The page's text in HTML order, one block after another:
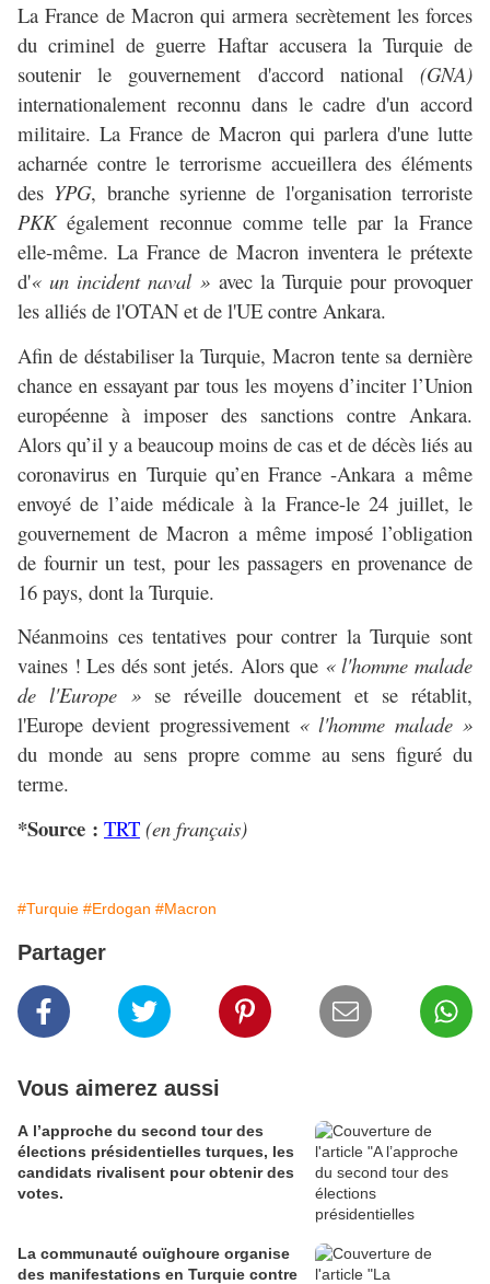
La France de Macron qui armera secrètement les forces
du criminel de guerre Haftar accusera la Turquie de
soutenir le gouvernement d'accord national (GNA)
internationalement reconnu dans le cadre d'un accord
militaire. La France de Macron qui parlera d'une lutte
acharnée contre le terrorisme accueillera des éléments
des YPG, branche syrienne de l'organisation terroriste
PKK également reconnue comme telle par la France
elle-même. La France de Macron inventera le prétexte
d'« un incident naval » avec la Turquie pour provoquer
les alliés de l'OTAN et de l'UE contre Ankara.
Afin de déstabiliser la Turquie, Macron tente sa dernière
chance en essayant par tous les moyens d’inciter l’Union
européenne à imposer des sanctions contre Ankara.
Alors qu’il y a beaucoup moins de cas et de décès liés au
coronavirus en Turquie qu’en France -Ankara a même
envoyé de l’aide médicale à la France-le 24 juillet, le
gouvernement de Macron a même imposé l’obligation
de fournir un test, pour les passagers en provenance de
16 pays, dont la Turquie.
Néanmoins ces tentatives pour contrer la Turquie sont
vaines ! Les dés sont jetés. Alors que « l'homme malade
de l'Europe »se réveille doucement et se rétablit,
l'Europe devient progressivement « l'homme malade »
du monde au sens propre comme au sens figuré du
terme.
*Source : TRT (en français)
#Turquie #Erdogan #Macron
Partager
Vous aimerez aussi
A l’approche du second tour des
élections présidentielles turques, les
candidats rivalisent pour obtenir des
votes.
La communauté ouïghoure organise
des manifestations en Turquie contre